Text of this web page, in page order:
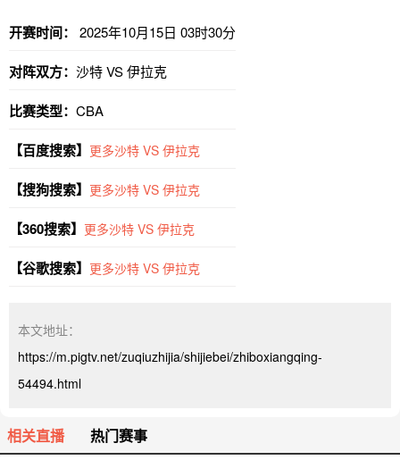
开赛时间： 2025年10月15日 03时30分
对阵双方： 沙特 VS 伊拉克
比赛类型： CBA
【百度搜索】 更多沙特 VS 伊拉克
【搜狗搜索】 更多沙特 VS 伊拉克
【360搜索】 更多沙特 VS 伊拉克
【谷歌搜索】 更多沙特 VS 伊拉克
本文地址：
https://m.pigtv.net/zuqiuzhijia/shijiebei/zhiboxiangqing-
54494.html
相关直播 热门赛事